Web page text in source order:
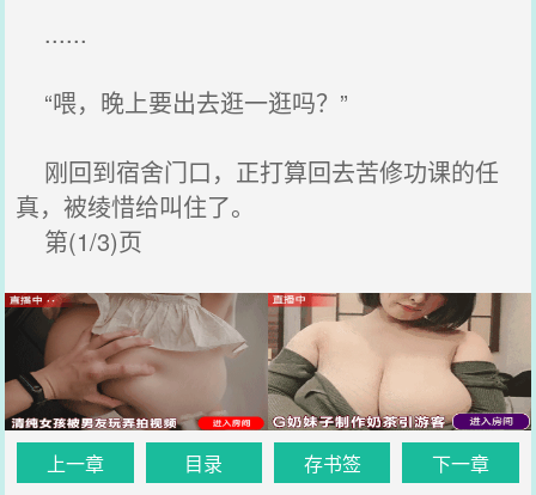
......
“喂，晚上要出去逛一逛吗？”
刚回到宿舍门口，正打算回去苦修功课的任
真，被绫惜给叫住了。
第(1/3)页
上一章 目录 存书签 下一章